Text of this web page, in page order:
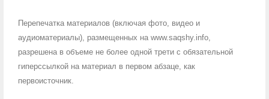
Перепечатка материалов (включая фото, видео и
аудиоматериалы), размещенных на www.saqshy.info,
разрешена в объеме не более одной трети с обязательной
гиперссылкой на материал в первом абзаце, как
первоисточник.